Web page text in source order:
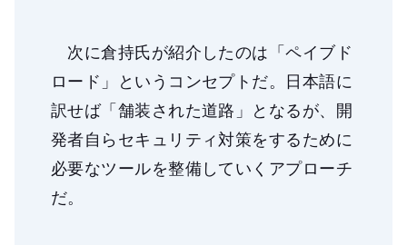
次に倉持氏が紹介したのは「ペイブド
ロード」というコンセプトだ。日本語に
訳せば「舗装された道路」となるが、開
発者自らセキュリティ対策をするために
必要なツールを整備していくアプローチ
だ。